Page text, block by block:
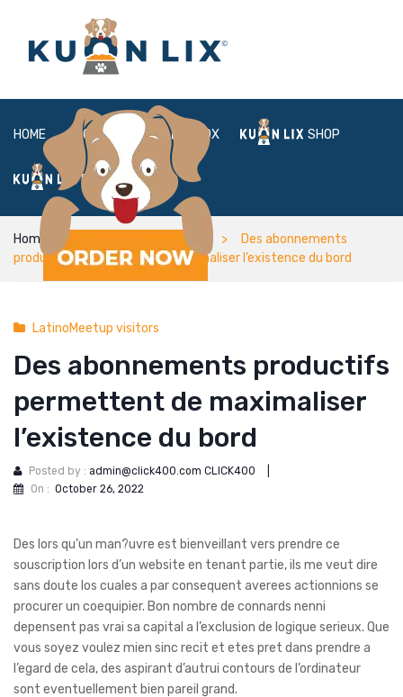
HOME ABOUT BOX SHOP
FAQ LOGIN
Home LatinoMeetup visitors
Des abonnements
productifs permettent de maximaliser l’existence du bord
LatinoMeetup visitors
Des abonnements productifs
permettent de maximaliser
l’existence du bord
Posted by : admin@click400.com CLICK400
On : October 26, 2022
Des lors qu’un man?uvre est bienveillant vers prendre ce
souscription lors d’un website en tenant partie, ils me veut dire
sans doute los cuales a par consequent averees actionnions se
procurer un coequipier. Bon nombre de connards nenni
depensent pas vrai sa capital a l’exclusion de logique serieux. Que
vous soyez voulez mien sinc recit et etes pret dans prendre a
l’egard de cela, des aspirant d’autrui contours de l’ordinateur
sont eventuellement bien pareil grand.